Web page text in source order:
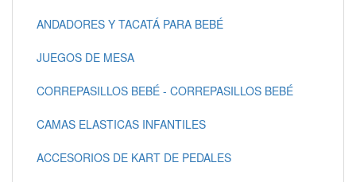
ANDADORES Y TACATÁ PARA BEBÉ
JUEGOS DE MESA
CORREPASILLOS BEBÉ - CORREPASILLOS BEBÉ
CAMAS ELASTICAS INFANTILES
ACCESORIOS DE KART DE PEDALES